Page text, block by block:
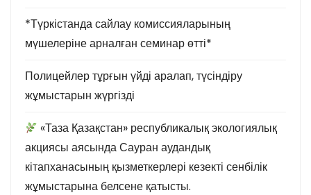
*Түркістанда сайлау комиссияларының
мүшелеріне арналған семинар өтті*
Полицейлер тұрғын үйді аралап, түсіндіру
жұмыстарын жүргізді
«Таза Қазақстан» республикалық экологиялық
акциясы аясында Сауран аудандық
кітапханасының қызметкерлері кезекті сенбілік
жұмыстарына белсене қатысты.